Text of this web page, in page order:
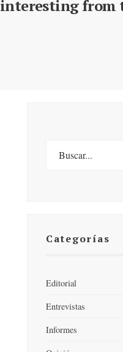
interesting from
Categorías
Editorial
Entrevistas
Informes